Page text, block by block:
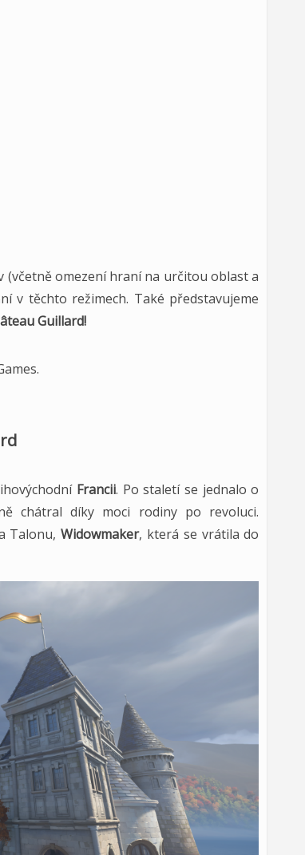
omezení hraní na určitou oblast a
v těchto režimech. Také představujeme
Guillard!
Francii. Po staletí se jednalo o
chátral díky moci rodiny po revoluci.
Talonu, Widowmaker, která se vrátila do